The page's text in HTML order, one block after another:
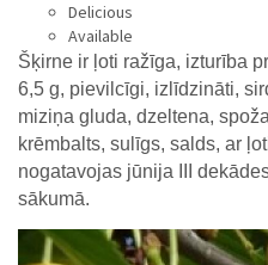
Delicious
Available
Šķirne ir ļoti ražīga, izturība
6,5 g, pievilcīgi, izlīdzināti,
miziņa gluda, dzeltena,
krēmbalts, sulīgs, salds, ar
nogatavojas jūnija III
sākumā.